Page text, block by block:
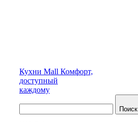
Кухни Mall Комфорт,
доступный
каждому
Поиск